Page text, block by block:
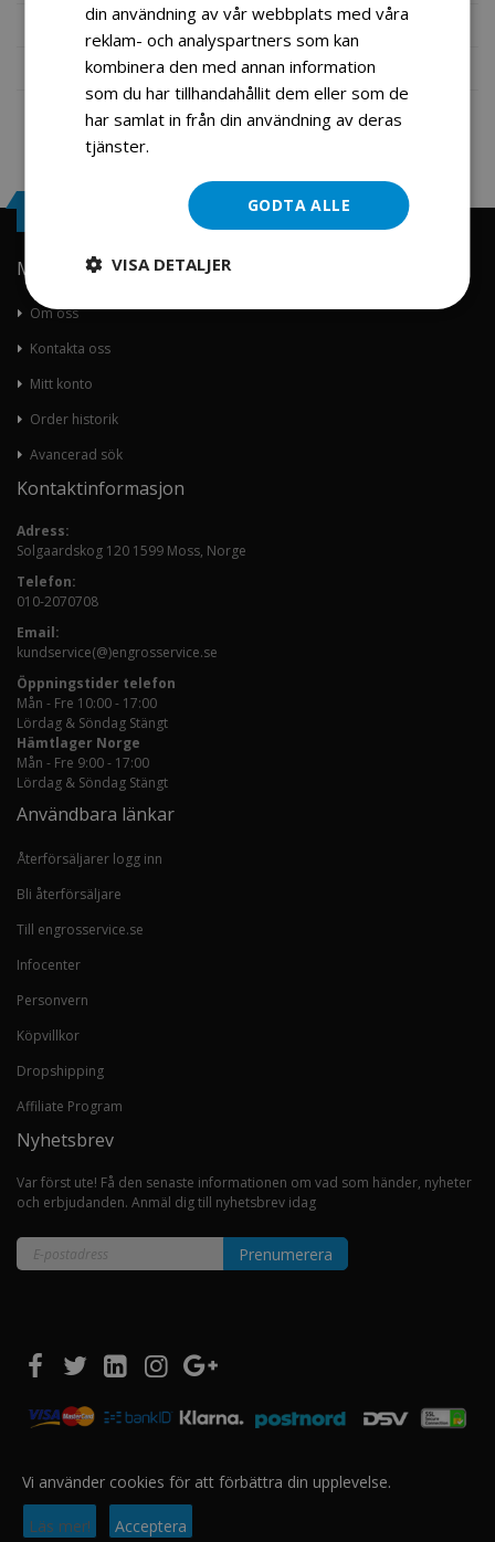
Vi använder cookies för att förbättra din upplevelse.
Läs mer! Acceptera
Recensioner
Fil vedlegg
Min konto
Om oss
Kontakta oss
Mitt konto
Order historik
Avancerad sök
Kontaktinformasjon
Adress:
Solgaardskog 120 1599 Moss, Norge
Telefon:
010-2070708
Email:
kundservice(@)engrosservice.se
Öppningstider telefon
Mån - Fre 10:00 - 17:00
Lördag & Söndag Stängt
Hämtlager Norge
Mån - Fre 9:00 - 17:00
Lördag & Söndag Stängt
Användbara länkar
Återförsäljarer logg inn
Bli återförsäljare
Till engrosservice.se
Infocenter
Personvern
Köpvillkor
Dropshipping
Affiliate Program
Nyhetsbrev
Var först ute! Få den senaste informationen om vad som händer, nyheter
och erbjudanden. Anmäl dig till nyhetsbrev idag
Our
Prenumerera
Copyright © 2020 EUROSHOPPER GROUP AS. All Rights Reserved.
din användning av vår webbplats med våra
reklam- och analyspartners som kan
kombinera den med annan information
som du har tillhandahållit dem eller som de
har samlat in från din användning av deras
tjänster.
GODTA ALLE
VISA DETALJER